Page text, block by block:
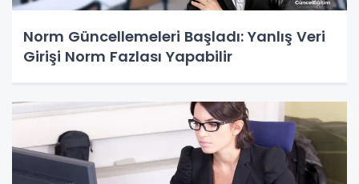
Norm Güncellemeleri Başladı: Yanlış Veri
Girişi Norm Fazlası Yapabilir